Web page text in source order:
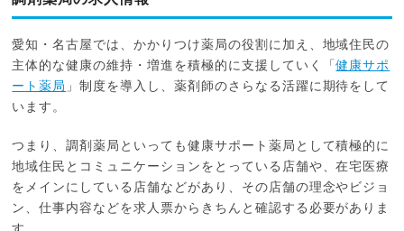
愛知・名古屋では、かかりつけ薬局の役割に加え、地域住民の
主体的な健康の維持・増進を積極的に支援していく「健康サポ
ート薬局 」制度を導入し、薬剤師のさらなる活躍に期待をして
います。
つまり、調剤薬局といっても健康サポート薬局として積極的に
地域住民とコミュニケーションをとっている店舗や、在宅医療
をメインにしている店舗などがあり、その店舗の理念やビジョ
ン、仕事内容などを求人票からきちんと確認する必要がありま